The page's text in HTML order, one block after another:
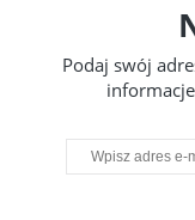
Podaj swój